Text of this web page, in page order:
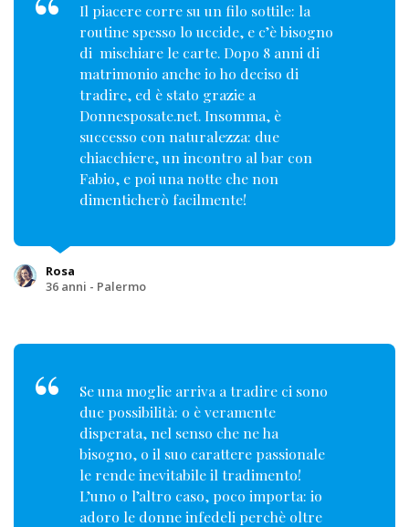
Il piacere corre su un filo sottile: la
routine spesso lo uccide, e c’è bisogno
di mischiare le carte. Dopo 8 anni di
matrimonio anche io ho deciso di
tradire, ed è stato grazie a
Donnesposate.net. Insomma, è
successo con naturalezza: due
chiacchiere, un incontro al bar con
Fabio, e poi una notte che non
dimenticherò facilmente!
Rosa
36 anni - Palermo
Se una moglie arriva a tradire ci sono
due possibilità: o è veramente
disperata, nel senso che ne ha
bisogno, o il suo carattere passionale
le rende inevitabile il tradimento!
L’uno o l’altro caso, poco importa: io
adoro le donne infedeli perchè oltre